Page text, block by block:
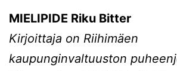
MIELIPIDE Riku Bitter
Kirjoittaja on Riihimäen
kaupunginvaltuuston